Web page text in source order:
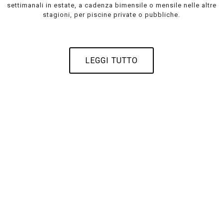
settimanali in estate, a cadenza bimensile o mensile nelle altre
stagioni, per piscine private o pubbliche.
LEGGI TUTTO